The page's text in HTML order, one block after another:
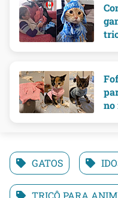
no
GATOS
TRICÔ PARA